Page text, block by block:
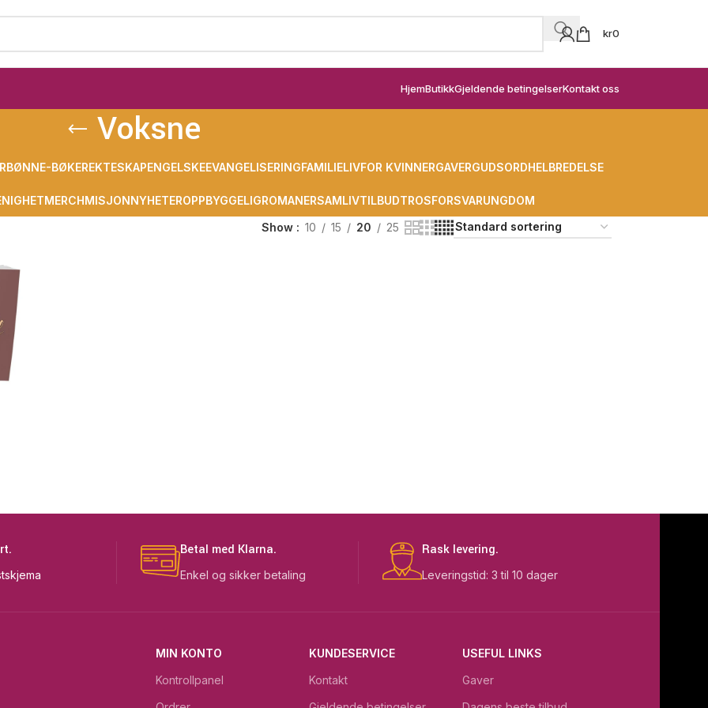
kr0
HjemButikkGjeldende betingelserKontakt oss
Voksne
BØNNE-BØKEREKTESKAPENGELSKEEVANGELISERINGFAMILIELIVFOR KVINNERGAVERGUDSORDHELBREDELSE
MERCHMISJONNYHETEROPPBYGGELIGROMANERSAMLIVTILBUDTROSFORSVARUNGDOM
Show 10 15 20 25
Betal med Klarna.
Enkel og sikker betaling
Rask levering.
Leveringstid: 3 til 10 dager
MIN KONTO
Kontrollpanel
KUNDESERVICE
Kontakt
USEFUL LINKS
Gaver